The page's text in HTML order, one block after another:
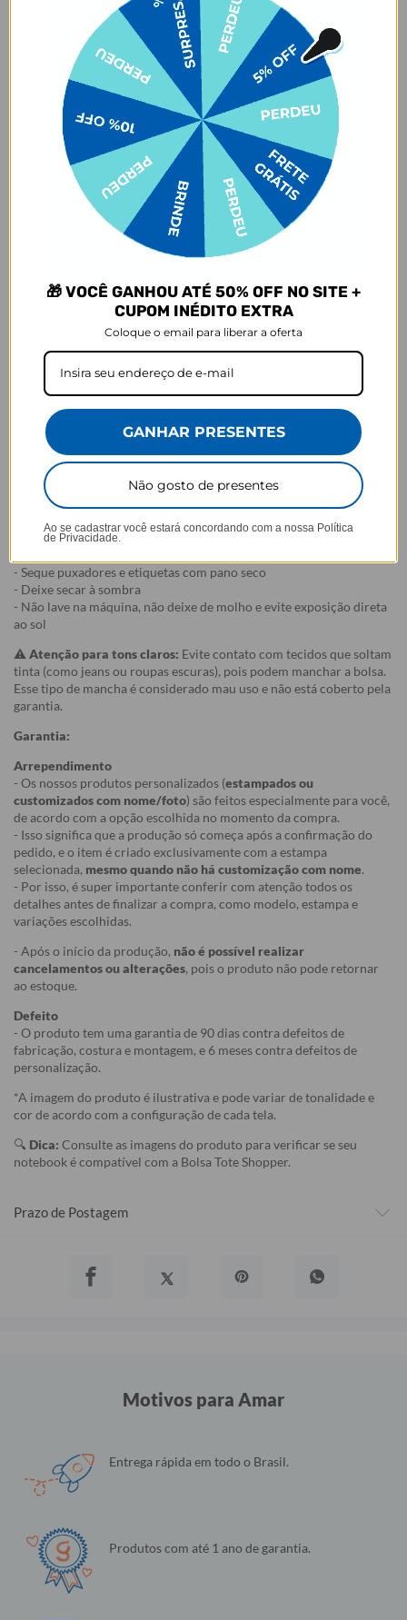
- Alças resistentes e confortáveis
- Necessaire removível inclusa
- Fechamento principal com zíper
- Bolso interno com zíper para itens menores
E não para por ai:
a variante de cor off white traz um toque
especial com um leve tom de rosa. 🌸🥰✨
Especificações:
- Medidas da Bolsa: Largura: 42 cm | Altura: 29 cm | Profundidade:
- Medidas da Necessaire: Largura: 24 cm | Altura: 15,5 cm |
Profundidade: 1 cm
- Capacidade Máxima: 4,5 kg
Composição:
- Tecido: 100% Poliéster
- Forro: 100% Poliéster
Escolha a cor que mais combina com você e leve mais estilo para
sua rotina:
- Vinho
- Off White
- Marrom
Cuidados com o produto:
- Para manter sua bolsa sempre linda:
- Seque puxadores e etiquetas com pano seco
- Deixe secar à sombra
- Não lave na máquina, não deixe de molho e evite exposição direta
ao sol
⚠️ Atenção para tons claros: Evite contato com tecidos que soltam
tinta (como jeans ou roupas escuras), pois podem manchar a bolsa.
Esse tipo de mancha é considerado mau uso e não está coberto pela
garantia.
Garantia:
Arrependimento
- Os nossos produtos personalizados (estampados ou
customizados com nome/foto) são feitos especialmente para você,
de acordo com a opção escolhida no momento da compra.
- Isso significa que a produção só começa após a confirmação do
pedido, e o item é criado exclusivamente com a estampa
selecionada, mesmo quando não há customização com nome.
- Por isso, é super importante conferir com atenção todos os
detalhes antes de finalizar a compra, como modelo, estampa e
variações escolhidas.
- Após o início da produção, não é possível realizar
cancelamentos ou alterações, pois o produto não pode retornar
ao estoque.
Defeito
- O produto tem uma garantia de 90 dias contra defeitos de
fabricação, costura e montagem, e 6 meses contra defeitos de
personalização.
*A imagem do produto é ilustrativa e pode variar de tonalidade e
cor de acordo com a configuração de cada tela.
🔍 Dica: Consulte as imagens do produto para verificar se seu
notebook é compatível com a Bolsa Tote Shopper.
Prazo de Postagem
Motivos para Amar
Entrega rápida em todo o Brasil.
Produtos com até 1 ano de garantia.
🎁 VOCÊ GANHOU ATÉ 50% OFF NO SITE +
CUPOM INÉDITO EXTRA
Coloque o email para liberar a oferta
GANHAR PRESENTES
Não gosto de presentes
Ao se cadastrar você estará concordando com a nossa Política
de Privacidade.